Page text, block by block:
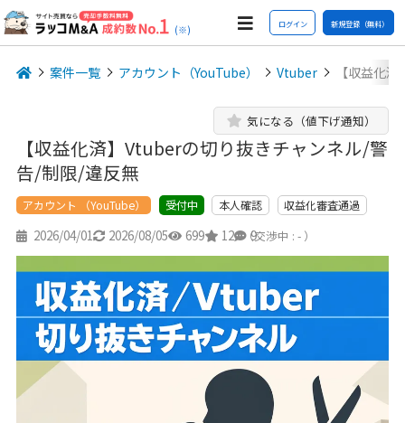
(※) ログイン 新規登録（無料）
案件一覧 アカウント（YouTube） Vtuber 【収益化
【収益化済】Vtuberの切り抜きチャンネル/警
告/制限/違反無
気になる（値下げ通知）
アカウント （YouTube） 受付中 本人確認 収益化審査通過
2026/04/01 2026/08/05 699 12 9
（交渉中 : - ）